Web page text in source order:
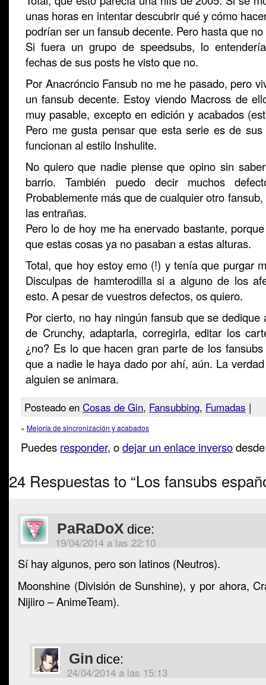
unas horas en intentar descubrir qué y cómo
podrían ser un fansub decente. Pero hasta que
Si fuera un grupo de speedsubs, lo
fechas de sus posts he visto que no.
Por Anacróncio Fansub no me he pasado, pero
un fansub decente. Estoy viendo Macross de
muy pasable, excepto en edición y acabados
Pero me gusta pensar que esta serie es de
funcionan al estilo Inshulite.
No quiero que nadie piense que opino sin
barrio. También puedo decir muchos
Probablemente más que de cualquier otro
las entrañas.
Pero lo de hoy me ha enervado bastante,
que estas cosas ya no pasaban a estas alturas.
Total, que hoy estoy emo (!) y tenía que purgar
Disculpas de hamterodilla si a alguno de los
esto. A pesar de vuestros defectos, os quiero.
Por cierto, no hay ningún fansub que se dedique
de Crunchy, adaptarla, corregirla, editar los
¿no? Es lo que hacen gran parte de los
que a nadie le haya dado por ahí, aún. La
alguien se animara.
Posteado en Cosas de Gin, Fansubbing, Fumadas |
« Mejoría de sincronización y acabados
Puedes responder, odejar un enlace inverso
24 Respuestas to “Los fansubs
PaRaDoX dice:
19/04/2014 a las 22:10
Sí hay algunos, pero son latinos (Neutros).
Moonshine (División de Sunshine), y por ahora,
Nijiiro – AnimeTeam).
Gin dice:
24/04/2014 a las 15:13